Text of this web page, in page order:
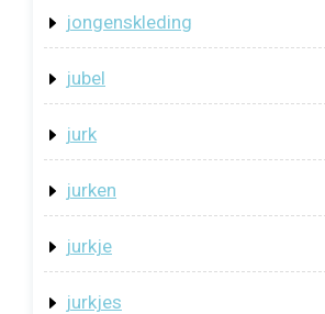
jongenskleding
jubel
jurk
jurken
jurkje
jurkjes